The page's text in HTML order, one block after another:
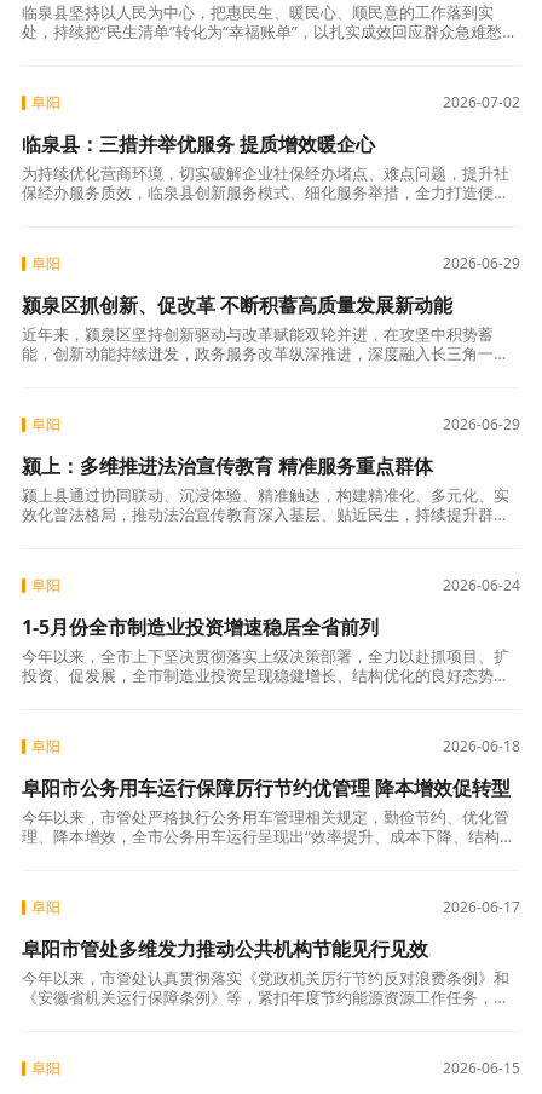
临泉县坚持以人民为中心，把惠民生、暖民心、顺民意的工作落到实
处，持续把“民生清单”转化为“幸福账单”，以扎实成效回应群众急难愁
2026-07-02
阜阳
临泉县：三措并举优服务 提质增效暖企心
为持续优化营商环境，切实破解企业社保经办堵点、难点问题，提升社
保经办服务质效，临泉县创新服务模式、细化服务举措，全力打造便
2026-06-29
阜阳
颍泉区抓创新、促改革 不断积蓄高质量发展新动能
近年来，颍泉区坚持创新驱动与改革赋能双轮并进，在攻坚中积势蓄
能，创新动能持续迸发，政务服务改革纵深推进，深度融入长三角一体
2026-06-29
阜阳
颍上：多维推进法治宣传教育 精准服务重点群体
颍上县通过协同联动、沉浸体验、精准触达，构建精准化、多元化、实
效化普法格局，推动法治宣传教育深入基层、贴近民生，持续提升群众
2026-06-24
阜阳
1-5月份全市制造业投资增速稳居全省前列
今年以来，全市上下坚决贯彻落实上级决策部署，全力以赴抓项目、扩
投资、促发展，全市制造业投资呈现稳健增长、结构优化的良好态势，
2026-06-18
阜阳
阜阳市公务用车运行保障厉行节约优管理 降本增效促转型
今年以来，市管处严格执行公务用车管理相关规定，勤俭节约、优化管
理、降本增效，全市公务用车运行呈现出“效率提升、成本下降、结构优
2026-06-17
阜阳
阜阳市管处多维发力推动公共机构节能见行见效
今年以来，市管处认真贯彻落实《党政机关厉行节约反对浪费条例》和
《安徽省机关运行保障条例》等，紧扣年度节约能源资源工作任务，立
2026-06-15
阜阳